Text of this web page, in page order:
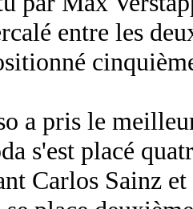
entre les
a pris le
s'est placé
Carlos Sainz